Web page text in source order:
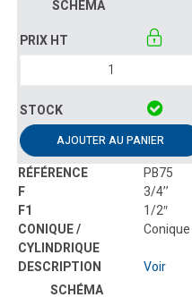
AJOUTER AU PANIER
PB75
3/4’’
1/2″
Conique
Voir